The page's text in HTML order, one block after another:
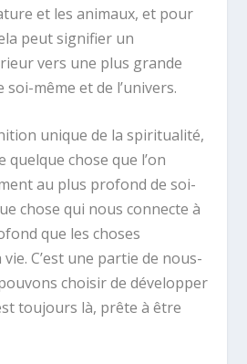
et les animaux, et pour
peut signifier un
vers une plus grande
même et de l’univers.
unique de la spiritualité,
quelque chose que l’on
au plus profond de soi-
chose qui nous connecte à
que les choses
C’est une partie de nous-
choisir de développer
toujours là, prête à être